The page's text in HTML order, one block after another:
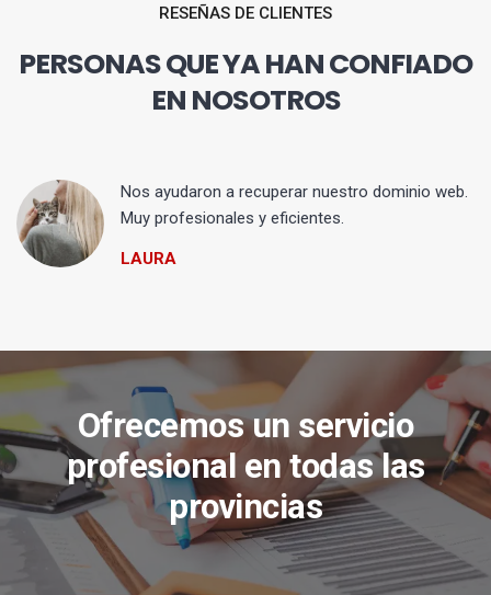
RESEÑAS DE CLIENTES
PERSONAS QUE YA HAN CONFIADO
EN NOSOTROS
Nos ayudaron a recuperar nuestro dominio web.
Muy profesionales y eficientes.
LAURA
Ofrecemos un servicio
profesional en todas las
provincias